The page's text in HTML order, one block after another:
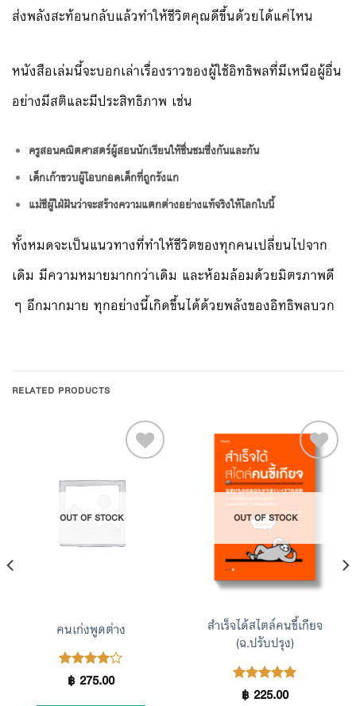
ส่งพลังสะท้อนกลับแล้วทำให้ชีวิตคุณดีขึ้นด้วยได้แค่ไหน
หนังสือเล่มนี้จะบอกเล่าเรื่องราวของผู้ใช้อิทธิพลที่มีเหนือผู้อื่น
อย่างมีสติและมีประสิทธิภาพ เช่น
ครูสอนคณิตศาสตร์ผู้สอนนักเรียนให้ชื่นชมซึ่งกันและกัน
เด็กเก้าขวบผู้โอบกอดเด็กที่ถูกรังแก
แม่ชีผู้ใฝ่ฝันว่าจะสร้างความแตกต่างอย่างแท้จริงให้โลกใบนี้
ทั้งหมดจะเป็นแนวทางที่ทำให้ชีวิตของทุกคนเปลี่ยนไปจาก
เดิม มีความหมายมากกว่าเดิม และห้อมล้อมด้วยมิตรภาพดี
ๆ อีกมากมาย ทุกอย่างนี้เกิดขึ้นได้ด้วยพลังของอิทธิพลบวก
RELATED PRODUCTS
OUT OF STOCK
คนเก่งพูดต่าง
Rated4.00
฿275.00
OUT OF STOCK
สำเร็จได้สไตล์คนขี้เกียจ
(ฉ.ปรับปรุง)
Rated5.00
฿225.00